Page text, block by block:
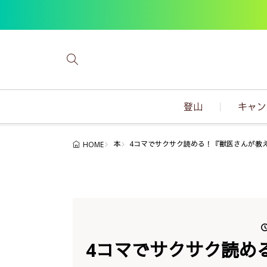
登山 キャ
HOME 本 4コマでサクサク読める！『獣医さんが
4コマでサクサク読め